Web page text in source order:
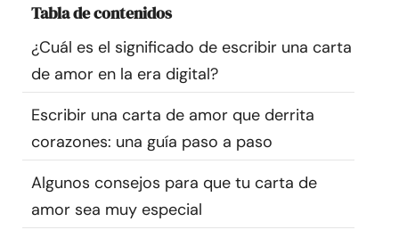
Comunidad
Encuentra un terapeuta
Idioma
Sobre nosotros
nosotros
Tabla de contenidos
¿Cuál es el significado de escribir una carta
de amor en la era digital?
Escribir una carta de amor que derrita
corazones: una guía paso a paso
Algunos consejos para que tu carta de
amor sea muy especial